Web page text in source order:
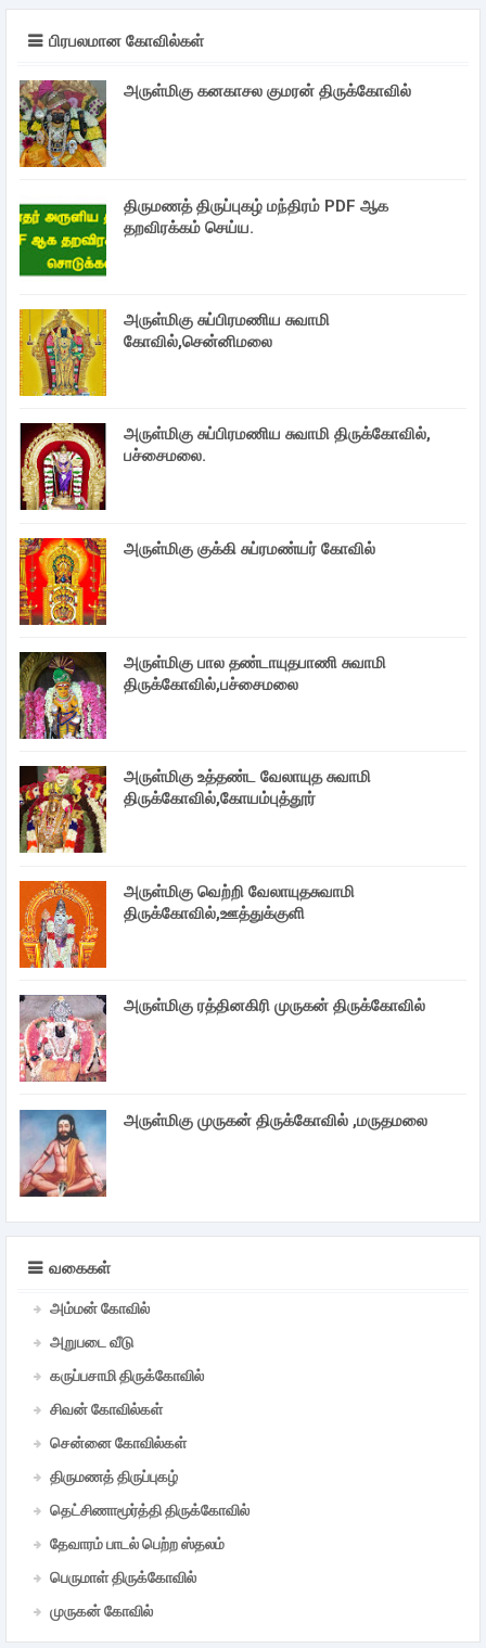
பிரபலமான கோவில்கள்
அருள்மிகு கனகாசல குமரன் திருக்கோவில்
திருமணத் திருப்புகழ் மந்திரம் PDF ஆக
தறவிரக்கம் செய்ய.
அருள்மிகு சுப்பிரமணிய சுவாமி
கோவில்,சென்னிமலை
அருள்மிகு சுப்பிரமணிய சுவாமி திருக்கோவில்,
பச்சைமலை.
அருள்மிகு குக்கி சுப்ரமண்யர் கோவில்
அருள்மிகு பால தண்டாயுதபாணி சுவாமி
திருக்கோவில்,பச்சைமலை
அருள்மிகு உத்தண்ட வேலாயுத சுவாமி
திருக்கோவில்,கோயம்புத்தூர்
அருள்மிகு வெற்றி வேலாயுதசுவாமி
திருக்கோவில்,ஊத்துக்குளி
அருள்மிகு ரத்தினகிரி முருகன் திருக்கோவில்
அருள்மிகு முருகன் திருக்கோவில் ,மருதமலை
வகைகள்
அம்மன் கோவில்
அறுபடை வீடு
கருப்பசாமி திருக்கோவில்
சிவன் கோவில்கள்
சென்னை கோவில்கள்
திருமணத் திருப்புகழ்
தெட்சிணாமூர்த்தி திருக்கோவில்
தேவாரம் பாடல் பெற்ற ஸ்தலம்
பெருமாள் திருக்கோவில்
முருகன் கோவில்